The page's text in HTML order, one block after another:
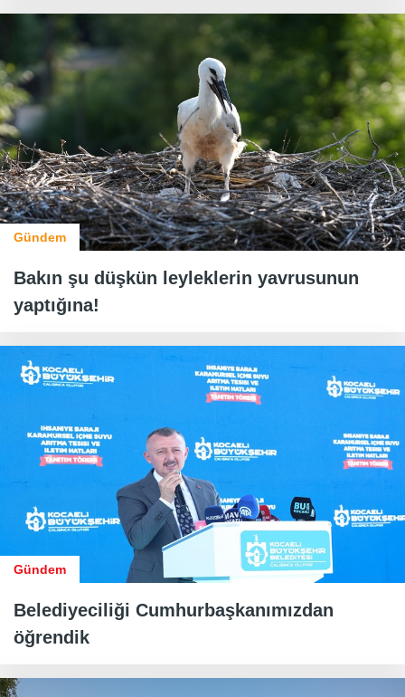
Gündem
Bakın şu düşkün leyleklerin yavrusunun
yaptığına!
Gündem
Belediyeciliği Cumhurbaşkanımızdan
öğrendik